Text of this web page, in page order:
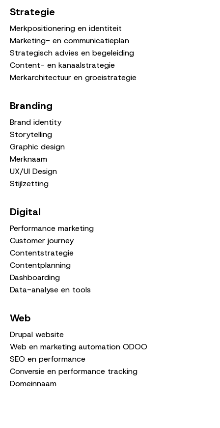
Strategie
Merkpositionering en identiteit
Marketing- en communicatieplan
Strategisch advies en begeleiding
Content- en kanaalstrategie
Merkarchitectuur en groeistrategie
Branding
Brand identity
Storytelling
Graphic design
Merknaam
UX/UI Design
Stijlzetting
Digital
Performance marketing
Customer journey
Contentstrategie
Contentplanning
Dashboarding
Data-analyse en tools
Web
Drupal website
Web en marketing automation ODOO
SEO en performance
Conversie en performance tracking
Domeinnaam